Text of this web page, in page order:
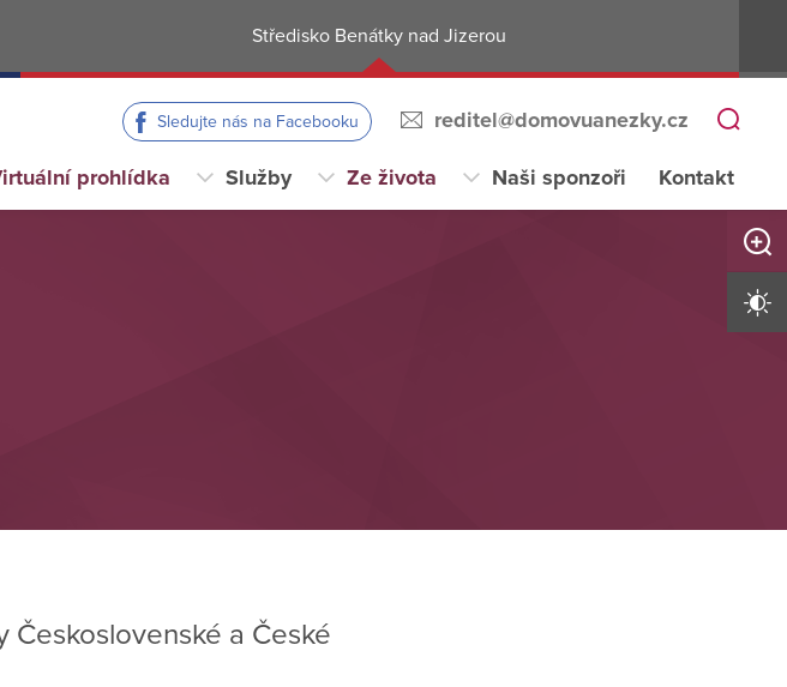
Středisko Benátky nad Jizerou
Sledujte nás na Facebooku reditel@domovuanezky.cz
prohlídka Služby Ze života Naši sponzoři Kontakt
a České